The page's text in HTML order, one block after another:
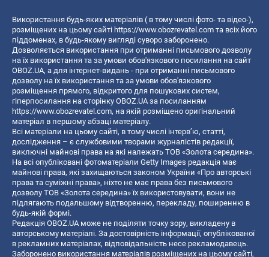
Використання будь-яких матеріалів ( в тому числі фото- та відео-),
розміщених на цьому сайті https://www.obozrevatel.com та всіх його
піддоменах, в будь-якому вигляді суворо заборонено.
Дозволяється використання при отриманні письмового дозволу
на їх використання та за умови обов'язкового посилання на сайт
OBOZ.UA, а для інтернет-видань - при отриманні письмового
дозволу на їх використання та за умови обов'язкового
розміщення прямого, відкритого для пошукових систем,
гіперпосилання на сторінку OBOZ.UA за посиланням
https://www.obozrevatel.com, на якій розміщено оригінальний
матеріал в першому абзаці матеріалу.
Всі матеріали на цьому сайті, в тому числі інтерв’ю, статті,
дослідження – є службовими творами журналістів редакції,
виключні майнові права на які належать ТОВ «Золота середина».
На всі опубліковані фотоматеріали Getty Images редакція має
майнові права, які захищаються законом України «Про авторські
права та суміжні права», ніхто не має права без письмового
дозволу ТОВ «Золота середина» їх використовувати, вони не
підлягають подальшому відтворенню, перекладу, поширенню в
будь-якій формі.
Редакція OBOZ.UA може не поділяти точку зору, викладену в
авторському матеріалі. За достовірність інформації, опублікованої
в рекламних матеріалах, відповідальність несе рекламодавець.
Заборонено використання матеріалів розміщених на цьому сайті,